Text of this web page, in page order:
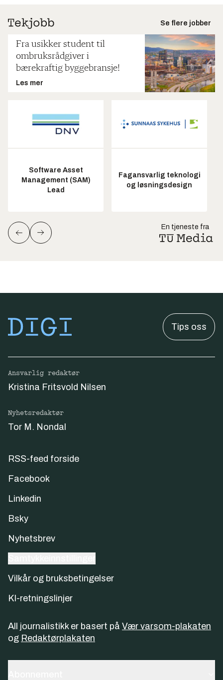
Se flere jobber
Fra usikker student til
ombruksrådgiver i
bærekraftig byggebransje!
Les mer
Software Asset
Management (SAM)
Lead
Fagansvarlig teknologi
og løsningsdesign
En tjeneste fra
Tips oss
Ansvarlig redaktør
Kristina Fritsvold Nilsen
Nyhetsredaktør
Tor M. Nondal
RSS-feed forside
Facebook
Linkedin
Bsky
Nyhetsbrev
Vilkår og bruksbetingelser
KI-retningslinjer
All journalistikk er basert på Vær varsom-plakaten
og Redaktørplakaten